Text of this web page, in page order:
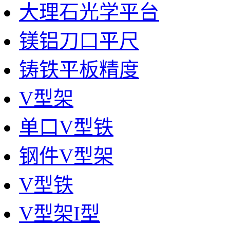
大理石光学平台
镁铝刀口平尺
铸铁平板精度
V型架
单口V型铁
钢件V型架
V型铁
V型架I型